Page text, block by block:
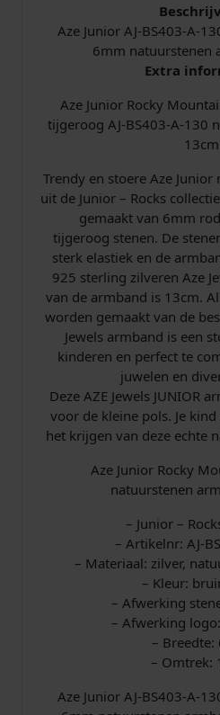
6
m
r
m
n
d
1
3
c
m
A
J
-
B
S
4
0
3
1
3
0
a
n
Aze Junior AJ-BS403-A-
6mm natuurstenen
Extra
Aze Junior Rocky
tijgeroog AJ-BS403-A-130​
13cm
Trendy en stoere Aze
uit de Junior – Rocks
gemaakt van 6mm
tijgeroog stenen. De
sterk elastiek en de
925 sterling zilveren Aze
van de armband is 13cm.
worden gemaakt van de
Jewels armband is een
kinderen en perfect te
juwelen en
Deze AZE Jewels JUNIOR
voor de kleine pols. Je
het krijgen van deze echte
Aze Junior Rocky
natuurstenen
– Junior –
– Artikelnr: AJ-
– Materiaal: zilver,
– Kleur:
– Afwerking
– Afwerking
– Breedte:
– Omtrek:
Aze Junior AJ-BS403-A-